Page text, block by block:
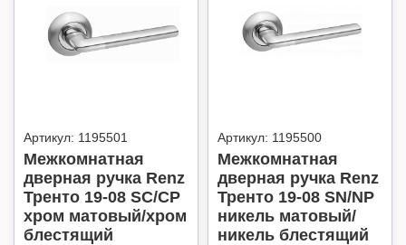
Артикул: 1195501
Межкомнатная
дверная ручка Renz
Тренто 19-08 SC/CP
хром матовый/хром
блестящий
Артикул: 1195500
Межкомнатная
дверная ручка Renz
Тренто 19-08 SN/NP
никель матовый/
никель блестящий